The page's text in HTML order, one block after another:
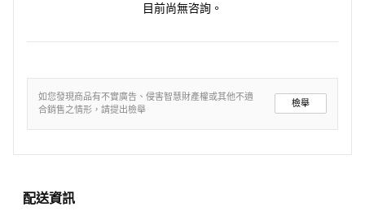
目前尚無咨詢。
如您發現商品有不實廣告、侵害智慧財產權或其他不適
合銷售之情形，請提出檢舉
檢舉
配送資訊